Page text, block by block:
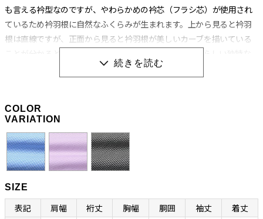
も言える衿型なのですが、やわらかめの衿芯（フラシ芯）が使用され
ているため衿羽根に自然なふくらみが生まれます。上から見ると衿羽
根は直線ですが、正面から見ると衿羽根が美しいカーブを描いている
色気を生み出す要因になっています。襟腰が高くなったぶん衿羽根に
えます。
“動きやすさ”と“美しさ”を合わせ持つ究極のスリム
ボディ「EV」
ボディ（フィッティング）は、ボレッリの新基軸「EVボディ（SLIM
FIT）」になります。肩まわり、胸まわり、どちらもコンパクトな設計
COLOR
VARIATION
SIZE
表記 肩幅 裄丈 胸幅 胴囲 袖丈
着丈